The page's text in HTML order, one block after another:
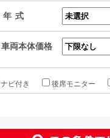
年式
車両本体価格
ナビ付き 後席モニター